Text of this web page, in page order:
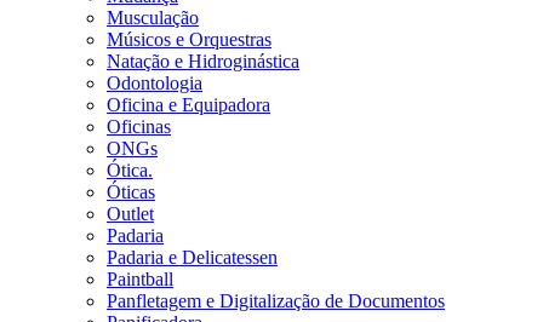
Musculação
Músicos e Orquestras
Natação e Hidroginástica
Odontologia
Oficina e Equipadora
Oficinas
ONGs
Ótica.
Óticas
Outlet
Padaria
Padaria e Delicatessen
Paintball
Panfletagem e Digitalização de Documentos